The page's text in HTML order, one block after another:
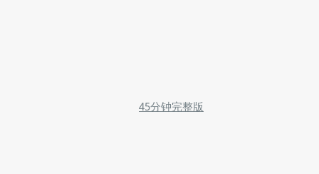
45分钟完整版